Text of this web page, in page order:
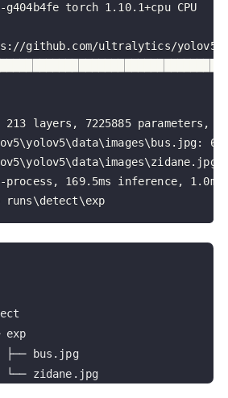
runs\detect\exp
exp
├── bus.jpg